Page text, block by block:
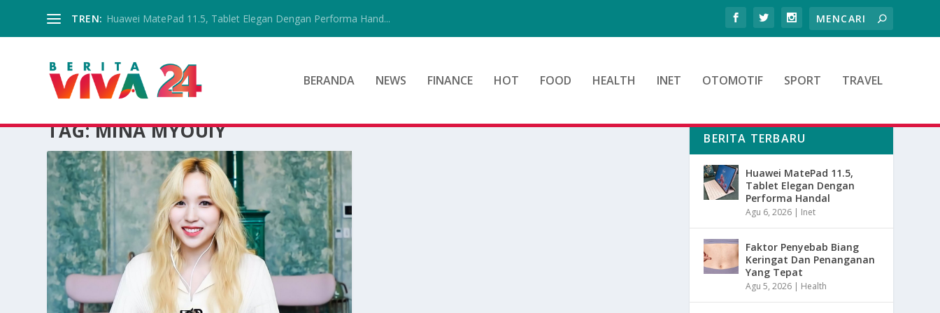
TREN: Huawei MatePad 11.5, Tablet Elegan Dengan Performa Hand...
BERANDA NEWS FINANCE HOT FOOD HEALTH INET OTOMOTIF SPORT TRAVEL
TAG:MINA MYOUIY BERITA TERBARU
Huawei MatePad 11.5,
Tablet Elegan Dengan
Performa Handal
Agu 6, 2026 | Inet
Faktor Penyebab Biang
Keringat Dan Penanganan
Yang Tepat
Agu 5, 2026 | Health